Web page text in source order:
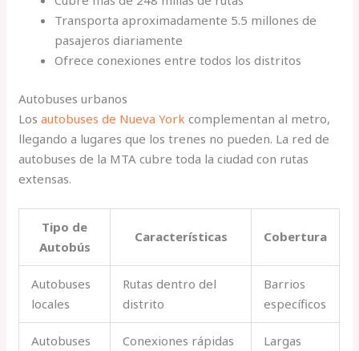
Transporta aproximadamente 5.5 millones de
pasajeros diariamente
Ofrece conexiones entre todos los distritos
Autobuses urbanos
Losautobuses de Nueva York complementan al metro,
llegando a lugares que los trenes no pueden. La red de
autobuses de la MTA cubre toda la ciudad con rutas
extensas.
Tipo de
Autobús
Características Cobertura
Autobuses
locales
Rutas dentro del
distrito
Barrios
específicos
Autobuses
Conexiones rápidas
Largas